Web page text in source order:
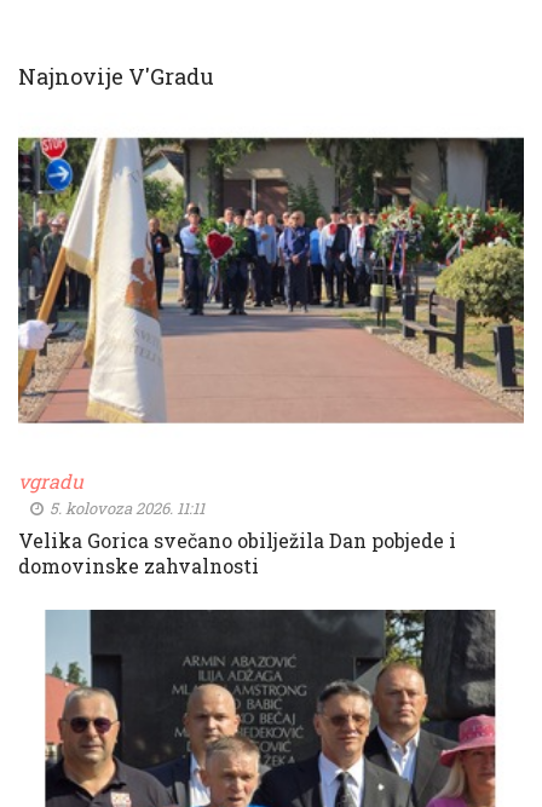
Najnovije V'Gradu
vgradu
5. kolovoza 2026. 11:11
Velika Gorica svečano obilježila Dan pobjede i
domovinske zahvalnosti